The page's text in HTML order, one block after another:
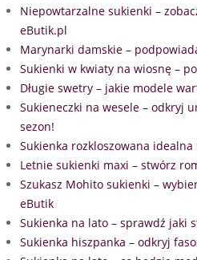
Niepowtarzalne sukienki –
eButik.pl
Marynarki damskie –
Sukienki w kwiaty na wiosnę –
Długie swetry – jakie modele
Sukieneczki na wesele – odkryj
sezon!
Sukienka rozkloszowana
Letnie sukienki maxi – stwórz
Szukasz Mohito sukienki –
eButik
Sukienka na lato – sprawdź jaki
Sukienka hiszpanka – odkryj